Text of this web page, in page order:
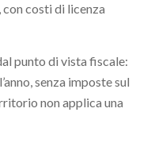
con costi di licenza
punto di vista fiscale:
senza imposte sul
non applica una